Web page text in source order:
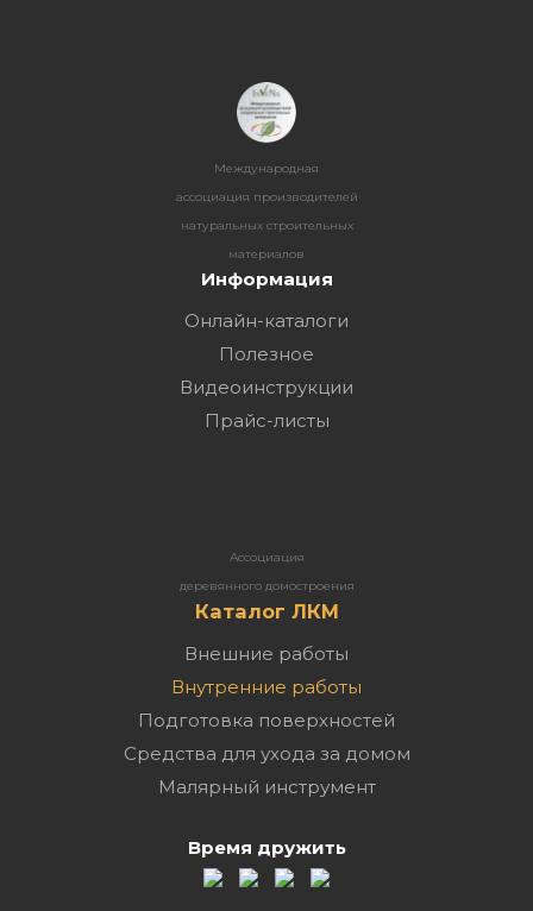
Международная
ассоциация производителей
натуральных строительных
материалов
Информация
Онлайн-каталоги
Полезное
Видеоинструкции
Прайс-листы
Ассоциация
деревянного домостроения
Каталог ЛКМ
Внешние работы
Внутренние работы
Подготовка поверхностей
Средства для ухода за домом
Малярный инструмент
Время дружить